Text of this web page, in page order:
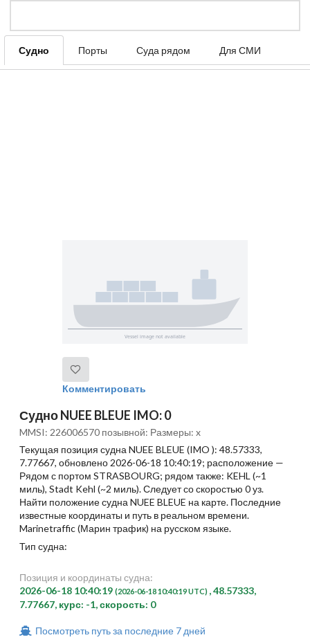
Судно Порты Суда рядом Для СМИ
Комментировать
Судно NUEE BLEUE IMO: 0
MMSI: 226006570 позывной: Размеры: x
Текущая позиция судна NUEE BLEUE (IMO ): 48.57333,
7.77667, обновлено 2026-06-18 10:40:19; расположение —
Рядом с портом STRASBOURG; рядом также: KEHL (~1
миль), Stadt Kehl (~2 миль). Следует со скоростью 0 уз.
Найти положение судна NUEE BLEUE на карте. Последние
известные координаты и путь в реальном времени.
Marinetraffic (Марин трафик) на русском языке.
Тип судна:
Позиция и координаты судна:
2026-06-18 10:40:19 (2026-06-18 10:40:19 UTC) , 48.57333,
7.77667, курс: -1, скорость: 0
Посмотреть путь за последние 7 дней